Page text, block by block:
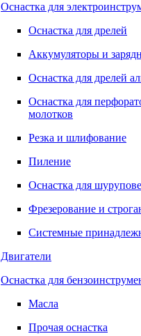
Оснастка для
Оснастка для дрелей
Аккумуляторы и
Оснастка для дрелей
Оснастка для
молотков
Резка и шлифование
Пиление
Оснастка для
Фрезерование и
Системные
Двигатели
Оснастка для
Масла
Прочая оснастка